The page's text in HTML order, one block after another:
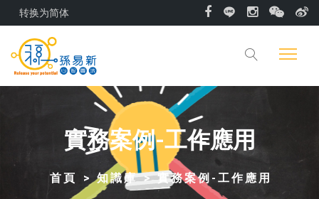
转换为简体
實務案例-工作應用
首頁 知識庫 實務案例-工作應用